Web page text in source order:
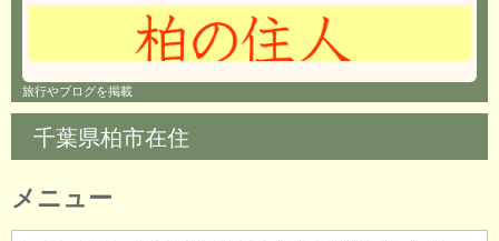
旅行やブログを掲載
千葉県柏市在住
メニュー
コ